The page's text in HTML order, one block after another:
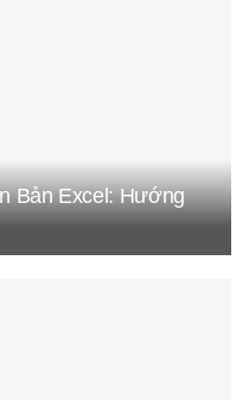
Bản Excel: Hướng